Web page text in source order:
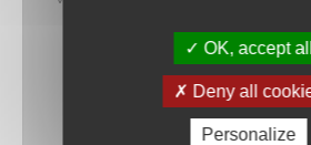
préviendrons dès qu'un bien
recherche sera mis en
créer une
OK, accept all
Deny all
Personalize